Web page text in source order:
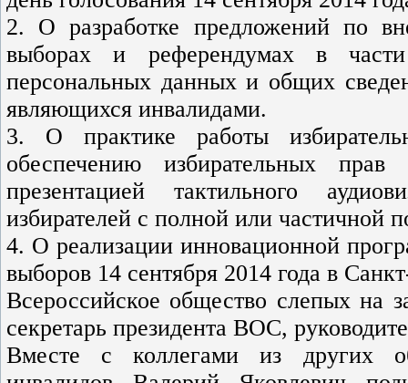
2. О разработке предложений по
выборах и референдумах в части
персональных данных и общих
являющихся инвалидами.
3. О практике работы
обеспечению избирательных
презентацией тактильного
избирателей с полной или частичной
4. О реализации инновационной
выборов 14 сентября 2014 года в
Всероссийское общество слепых на
секретарь президента ВОС,
Вместе с коллегами из других